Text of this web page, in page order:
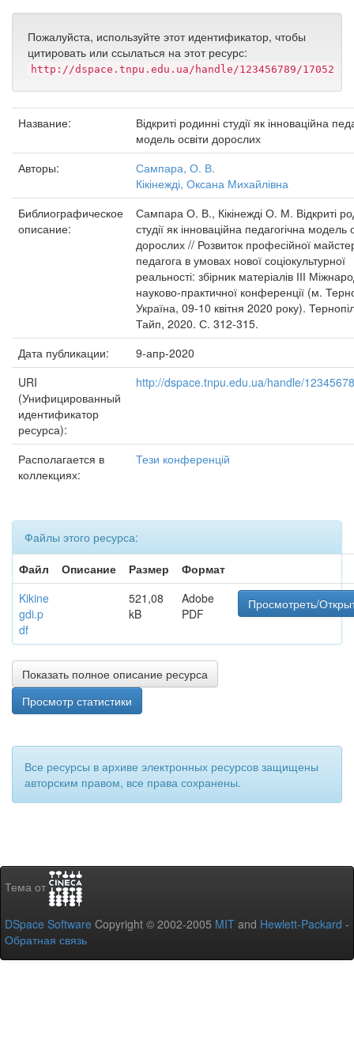
Пожалуйста, используйте этот идентификатор, чтобы
цитировать или ссылаться на этот ресурс:
http://dspace.tnpu.edu.ua/handle/123456789/17052
Название:
Відкриті родинні студії як інноваційна
модель освіти дорослих
Авторы:
Сампара, О. В.
Кікінежді, Оксана Михайлівна
Библиографическое
описание:
Сампара О. В., Кікінежді О. М. Відкриті
студії як інноваційна педагогічна модель
дорослих // Розвиток професійної
педагога в умовах нової соціокультурної
реальності: збірник матеріалів ІІІ
науково-практичної конференції (м.
Україна, 09-10 квітня 2020 року).
Тайп, 2020. С. 312-315.
Дата публикации:
9-апр-2020
URI
(Унифицированный
идентификатор
ресурса):
http://dspace.tnpu.edu.ua/handle/
Располагается в
коллекциях:
Тези конференцій
Файлы этого ресурса:
Файл
Описание Размер
Формат
Kikine
gdi.p
df
521,08
kB
Adobe
PDF
Просмотреть/
Показать полное описание ресурса
Просмотр статистики
Все ресурсы в архиве электронных ресурсов защищены
авторским правом, все права сохранены.
Тема от
DSpace Software Copyright © 2002-2005 MIT and Hewlett-Packard -
Обратная связь